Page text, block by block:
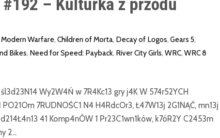
#192 – Kulturka z przodu
Warfare, Children of Morta, Decay of Logos, Gears 5,
Bikes, Need for Speed: Payback, River City Girls, WRC, WRC 8
Wy2W4Ń w 7R4Kc13 gry j4K W 574r52YCH
PO21Om 7RUDNOŚC1 N4 H4RdcOr3, Ł47W13j 2G1NĄĆ, mn13j
41 Komp4nÓW 1 Pr23C1wn1ków, k7óR2Y C2453m
2...